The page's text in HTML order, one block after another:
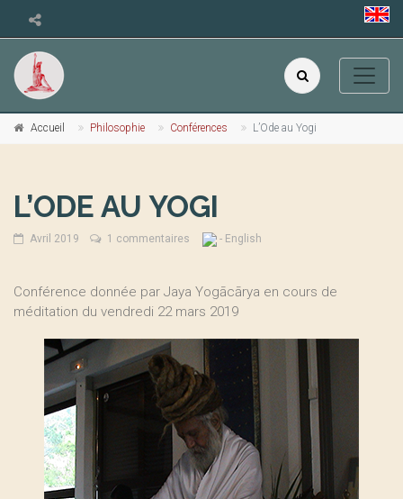
Accueil Philosophie Conférences L’Ode au Yogi
L’ODE AU YOGI
Avril 2019 1 commentaires - English
Conférence donnée par Jaya Yogācārya en cours de
méditation du vendredi 22 mars 2019